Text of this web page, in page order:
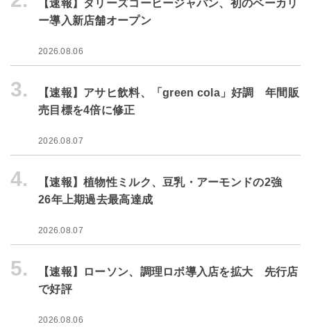
【速報】タリーズコーヒージャパン、初のベーカリ
ー導入新店舗オープン
2026.08.06
3.
【速報】アサヒ飲料、「green cola」好調 年間販
売目標を4倍に修正
2026.08.07
4.
【速報】植物性ミルク、豆乳・アーモンドの2強
26年上期過去最高達成
2026.08.07
5.
【速報】ローソン、調理ロボ導入店を拡大 先行店
で好評
2026.08.06